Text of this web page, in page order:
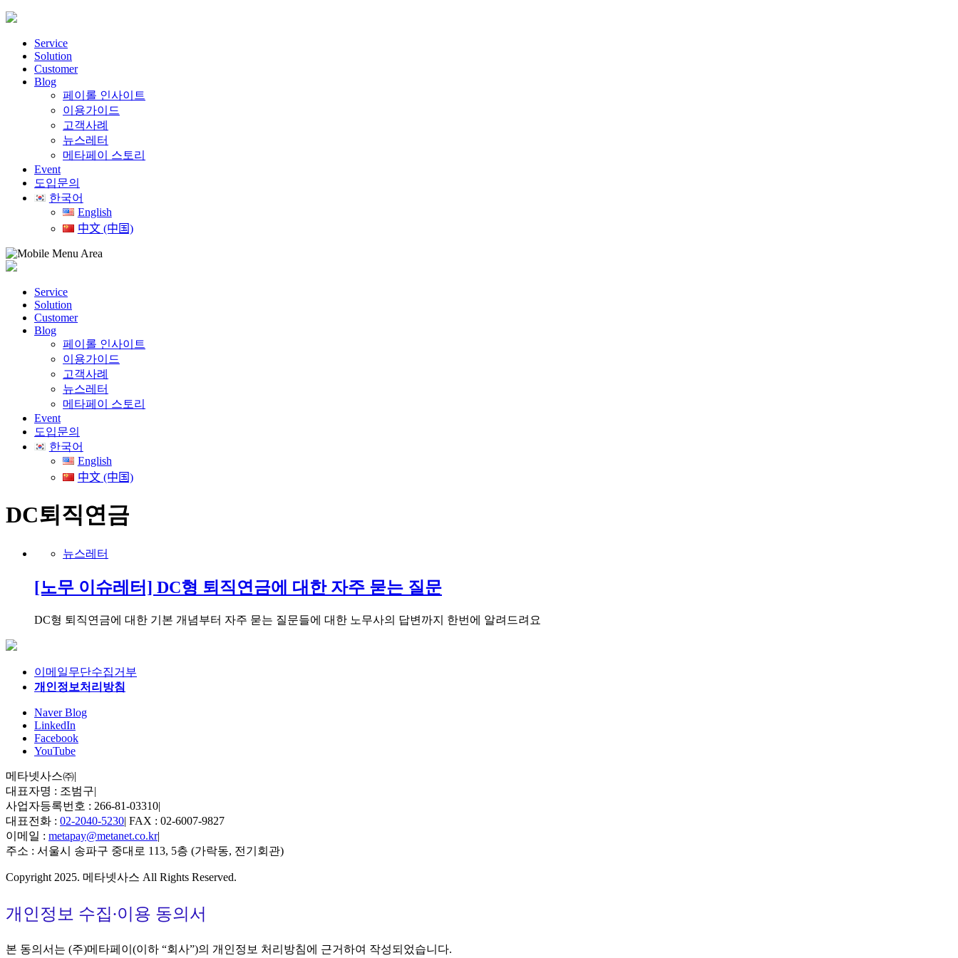
Skip
contentService
Solution
Customer
Blog
페이롤 인사이트
이용가이드
고객사례
뉴스레터
메타페이 스토리
Event
도입문의
한국어
English
中文 (中国)
Service
Solution
Customer
Blog
페이롤 인사이트
이용가이드
고객사례
뉴스레터
메타페이 스토리
Event
도입문의
한국어
English
中文 (中国)
DC퇴직연금
뉴스레터
[노무 이슈레터] DC형 퇴직연금에 대한 자주 묻는 질문
DC형 퇴직연금에 대한 기본 개념부터 자주 묻는 질문들에 대한 노무사의 답변까지 한번에 알려드려요
이메일무단수집거부
개인정보처리방침
Naver Blog
LinkedIn
Facebook
YouTube
메타넷사스㈜|
대표자명 : 조범구|
사업자등록번호 : 266-81-03310|
대표전화 : 02-2040-5230| FAX : 02-6007-9827
이메일 : metapay@metanet.co.kr|
주소 : 서울시 송파구 중대로 113, 5층 (가락동, 전기회관)
Copyright 2025. 메타넷사스 All Rights Reserved.
개인정보 수집∙이용 동의서
본 동의서는 (주)메타페이(이하 “회사”)의 개인정보 처리방침에 근거하여 작성되었습니다.